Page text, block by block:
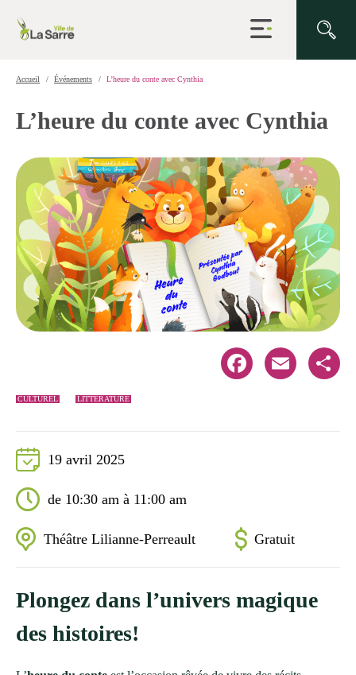
Ouvrir
la
Accueil Événements L’heure du conte avec Cynthia
L’heure du conte avec Cynthia
CULTUREL LITTÉRATURE
Facebook Email Share
19 avril 2025
de 10:30 am à 11:00 am
Théâtre Lilianne-Perreault Gratuit
Plongez dans l’univers magique
des histoires!